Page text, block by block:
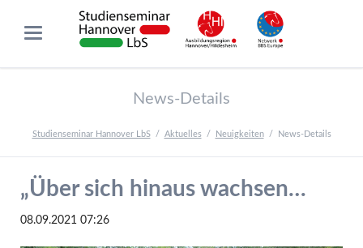
News-Details
Studienseminar Hannover LbS Aktuelles Neuigkeiten News-Details
„Über sich hinaus wachsen…
08.09.2021 07:26